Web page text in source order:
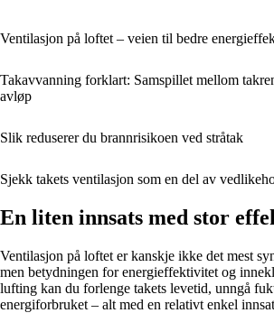
Ventilasjon på loftet – veien til bedre
Takavvanning forklart: Samspillet mellom
avløp
Slik reduserer du brannrisikoen ved stråtak
Sjekk takets ventilasjon som en del av
En liten innsats med stor
Ventilasjon på loftet er kanskje ikke det mest
men betydningen for energieffektivitet og
lufting kan du forlenge takets levetid, unngå
energiforbruket – alt med en relativt enkel